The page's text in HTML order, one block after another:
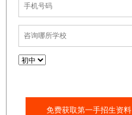
免费获取第一手招生资料